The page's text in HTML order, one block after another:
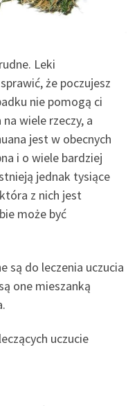
Leki
że poczujesz
nie pomogą ci
wiele rzeczy, a
jest w obecnych
i o wiele bardziej
jednak tysiące
z nich jest
może być
są do leczenia uczucia
one mieszanką
uczucie